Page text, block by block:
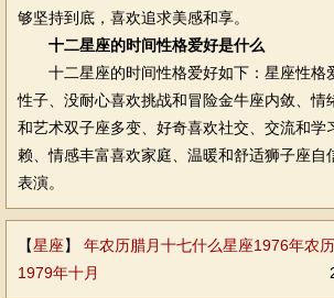
够坚持到底，喜欢追求美感和享。
十二星座的时间性格爱好是什么
十二星座的时间性格爱好如下：星座性格
性子、没耐心喜欢挑战和冒险金牛座内敛、情
和艺术双子座多变、好奇喜欢社交、交流和学
赖、情感丰富喜欢家庭、温暖和舒适狮子座自
表演。
【星座】 年农历腊月十七什么星座1976年农
1979年十月